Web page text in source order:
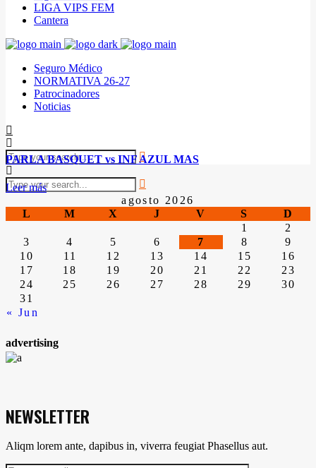
LIGA VIPS FEM
Cantera
Seguro Médico
NORMATIVA 26-27
Patrocinadores
Noticias
PARLA BASQUET vs INF AZUL MAS
Leer más
agosto 2026
L
M X J V S D
« Jun
1
2
3
4 5 6 7 8
9
10
11 12 13 14 15
16
17
18 19 20 21 22
23
24
25 26 27 28 29
30
31
advertising
NEWSLETTER
Aliqm lorem ante, dapibus in, viverra feugiat Phasellus aut.